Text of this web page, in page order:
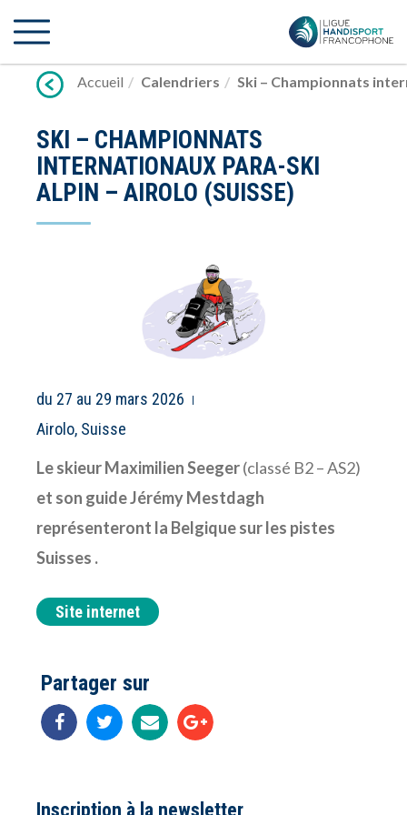
vers
Accueil
Calendriers Ski – Championnats
SKI – CHAMPIONNATS
INTERNATIONAUX PARA-SKI
ALPIN – AIROLO (SUISSE)
du 27 au 29 mars 2026
Airolo, Suisse
Le skieur Maximilien Seeger(classé B2 – AS2)
et son guide Jérémy Mestdagh
représenteront la Belgique sur les pistes
Suisses .
Site internet
Partager sur
Inscription à la newsletter